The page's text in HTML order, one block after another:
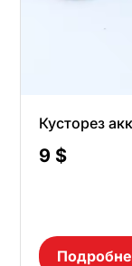
Кусторез
9 $